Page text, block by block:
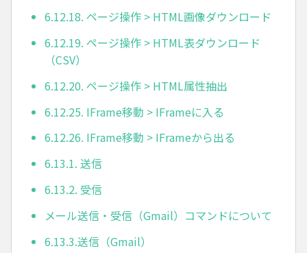
6.12.18. ページ操作 > HTML画像ダウンロード
6.12.19. ページ操作 > HTML表ダウンロード
（CSV）
6.12.20. ページ操作 > HTML属性抽出
6.12.25. IFrame移動 > IFrameに入る
6.12.26. IFrame移動 > IFrameから出る
6.13.1. 送信
6.13.2. 受信
メール送信・受信（Gmail）コマンドについて
6.13.3.送信（Gmail）